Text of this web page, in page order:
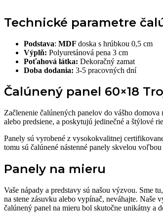
Technické parametre
Podstava: MDF doska s hrúbkou 0,5 cm
Výplň: Polyuretánová pena 3 cm
Poťahová látka: Dekoračný zamat
Doba dodania: 3-5 pracovných dní
Čalúnený panel 60×18
Začlenenie čalúnených panelov do vášho
alebo predsiene, a poskytujú jedinečné a štýlové
Panely sú vyrobené z vysokokvalitnej
tomu sú čalúnené nástenné panely skvelou
Panely na mieru
Vaše nápady a predstavy sú našou výzvou. Sme
na stene zásuvku alebo vypínač, neváhajte.
čalúnený panel na mieru bol skutočne unikátny a